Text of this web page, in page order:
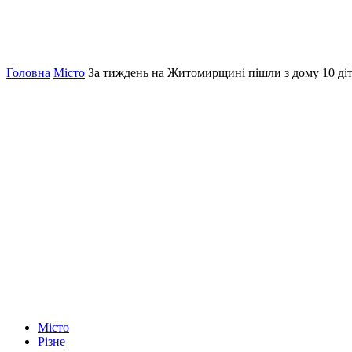
Головна Місто За тиждень на Житомирщині пішли з дому 10
Місто
Різне